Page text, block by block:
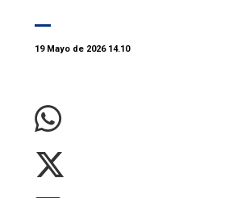
19 Mayo de 2026 14.10